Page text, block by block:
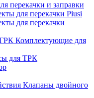
перекачки и заправки
для перекачки Piusi
для перекачки
Комплектующие для
для ТРК
Клапаны двойного